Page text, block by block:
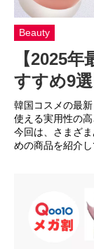
Beauty
【2025
すすめ9
韓国コスメの最
使える実用性の
今回は、さまざ
めの商品を紹介し